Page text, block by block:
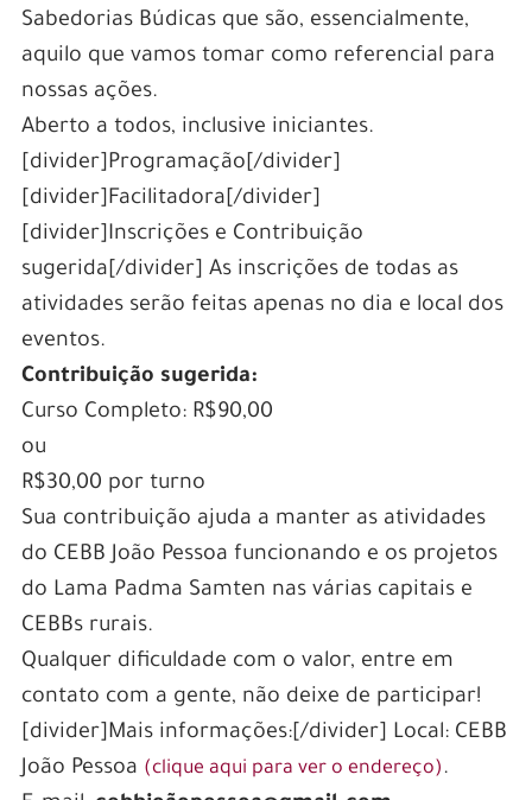
Sabedorias Búdicas que são, essencialmente,
aquilo que vamos tomar como referencial para
nossas ações.
Aberto a todos, inclusive iniciantes.
[divider]Programação[/divider]
[divider]Facilitadora[/divider]
[divider]Inscrições e Contribuição
sugerida[/divider] As inscrições de todas as
atividades serão feitas apenas no dia e local dos
eventos.
Contribuição sugerida:
Curso Completo: R$90,00
ou
R$30,00 por turno
Sua contribuição ajuda a manter as atividades
do CEBB João Pessoa funcionando e os projetos
do Lama Padma Samten nas várias capitais e
CEBBs rurais.
Qualquer dificuldade com o valor, entre em
contato com a gente, não deixe de participar!
[divider]Mais informações:[/divider] Local: CEBB
João Pessoa (clique aqui para ver o endereço) .